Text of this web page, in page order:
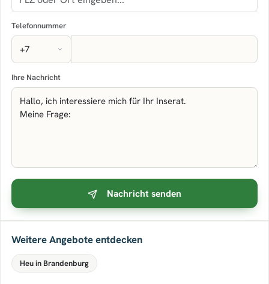
Telefonnummer
Ihre Nachricht
Nachricht senden
Weitere Angebote entdecken
Heu in Brandenburg